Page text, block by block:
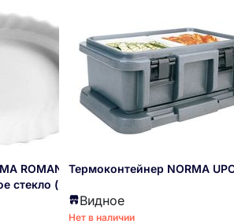
ROMANTIC
стекло (
Термоконтейнер NORMA
Видное
Нет в наличии